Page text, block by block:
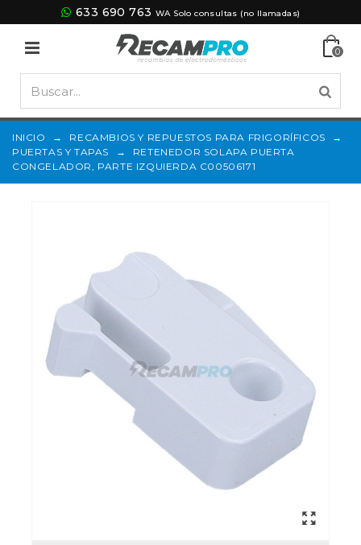
633 690 763 WA Solo consultas (no llamadas)
0
INICIO → RECAMBIOS Y REPUESTOS PARA FRIGORÍFICOS
→
PUERTAS Y TAPAS
→
RETENEDOR SOLAPA PUERTA
CONGELADOR, PARTE IZQUIERDA C00506171